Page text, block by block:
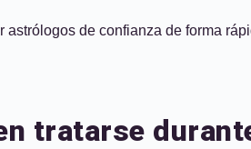
de confianza de forma
tratarse